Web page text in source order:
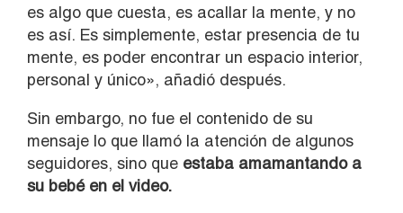
es algo que cuesta, es acallar la mente, y no
es así. Es simplemente, estar presencia de tu
mente, es poder encontrar un espacio interior,
personal y único», añadió después.
Sin embargo, no fue el contenido de su
mensaje lo que llamó la atención de algunos
seguidores, sino que estaba amamantando a
su bebé en el video.